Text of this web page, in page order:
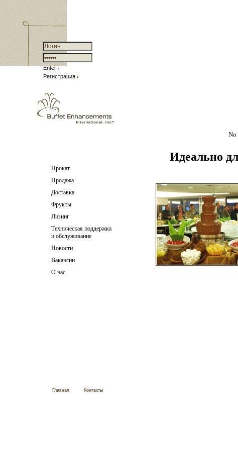
Enter
Регистрация
Прокат
Продажа
Доставка
Фрукты
Лизинг
Техническая поддержка
и обслуживание
Новости
Вакансии
О нас
No
Идеально
Главная Контакты